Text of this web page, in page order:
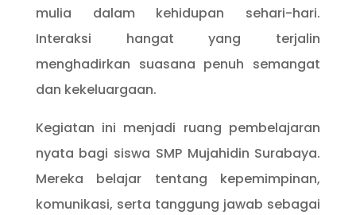
mulia dalam kehidupan sehari-hari.
Interaksi hangat yang terjalin
menghadirkan suasana penuh semangat
dan kekeluargaan.
Kegiatan ini menjadi ruang pembelajaran
nyata bagi siswa SMP Mujahidin Surabaya.
Mereka belajar tentang kepemimpinan,
komunikasi, serta tanggung jawab sebagai